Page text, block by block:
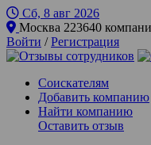
Сб, 8 авг 2026
Москва
Войти /Регистрация
Соискателям
Добавить компанию
Найти компанию
Оставить отзыв